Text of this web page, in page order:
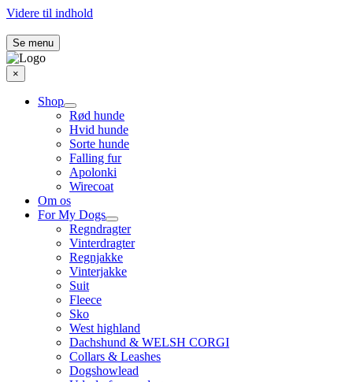
Videre til indhold
Se menu
×
Shop
Rød hunde
Hvid hunde
Sorte hunde
Falling fur
Apolonki
Wirecoat
Om os
For My Dogs
Regndragter
Vinterdragter
Regnjakke
Vinterjakke
Suit
Fleece
Sko
West highland
Dachshund & WELSH CORGI
Collars & Leashes
Dogshowlead